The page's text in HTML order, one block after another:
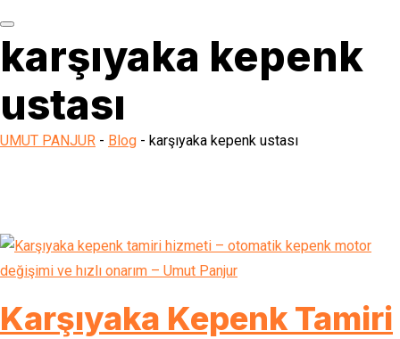
karşıyaka kepenk
ustası
UMUT PANJUR - Blog - karşıyaka kepenk ustası
Karşıyaka Kepenk Tamiri